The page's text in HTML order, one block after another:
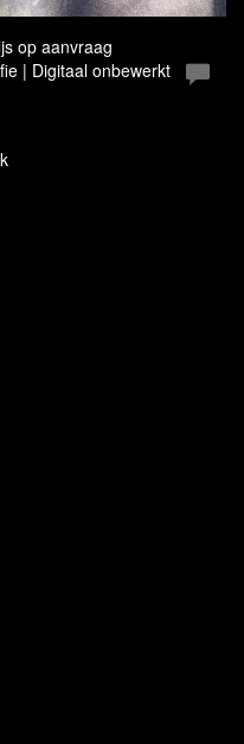
op aanvraag
| Digitaal onbewerkt